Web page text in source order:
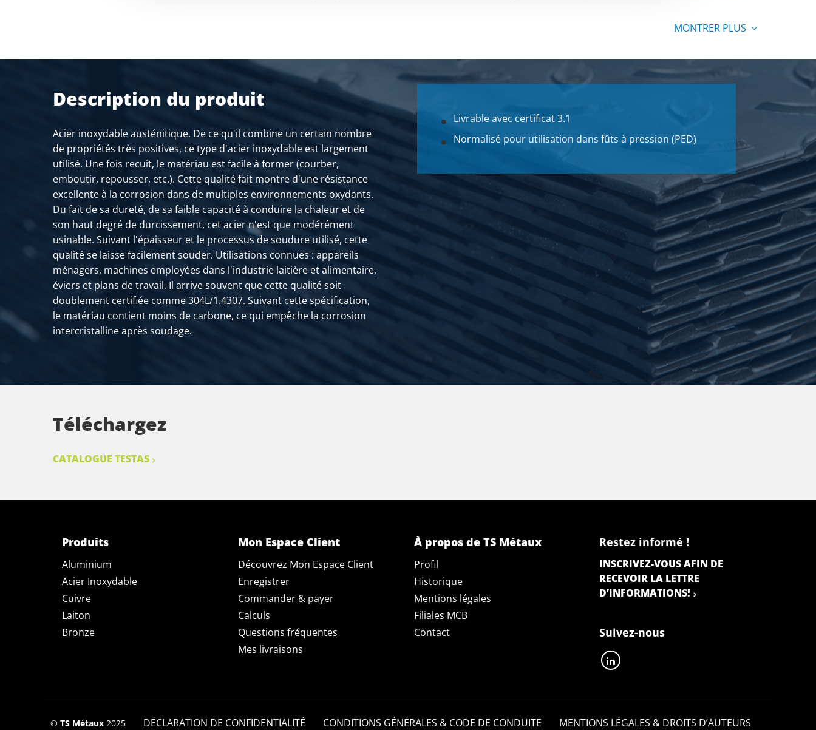
SÉLECTIONNER
Inox tube rond soudé 1.4307 (304L) 40x3 non-recuit 16,674
2420-0010-42432 Inox tube rond soudé 1.4307 (304L) 42,4x3,2 non-recuit
2420-0010-48332 Inox tube rond soudé 1.4307 (304L) 48,3x3,2 non-recuit 21,684 SÉLECTIONNER
2420-0010-542 Inox tube rond soudé 1.4307 (304L) 54x2 non-recuit SÉLECTIONNER
2420-0010-6033 Inox tube rond soudé 1.4307 (304L) 60,3x3 non-recuit SÉLECTIONNER
2420-0010-60336 Inox tube rond soudé 1.4307 (304L) 60,3x3,6 non-recuit 30,666 SÉLECTIONNER
2420-0010-63515 Inox tube rond soudé 1.4307 (304L) 63,5x1,5 non-recuit SÉLECTIONNER
2420-0010-702 Inox tube rond soudé 1.4307 (304L) 70x2 non-recuit SÉLECTIONNER
2420-0010-802 Inox tube rond soudé 1.4307 (304L) 80x2 non-recuit SÉLECTIONNER
SÉLECTIONNER
SÉLECTIONNER
MONTRER PLUS
Description du produit
Acier inoxydable austénitique. De ce qu'il combine un certain nombre
de propriétés très positives, ce type d'acier inoxydable est largement
utilisé. Une fois recuit, le matériau est facile à former (courber,
emboutir, repousser, etc.). Cette qualité fait montre d'une résistance
excellente à la corrosion dans de multiples environnements oxydants.
Du fait de sa dureté, de sa faible capacité à conduire la chaleur et de
son haut degré de durcissement, cet acier n'est que modérément
usinable. Suivant l'épaisseur et le processus de soudure utilisé, cette
qualité se laisse facilement souder. Utilisations connues : appareils
ménagers, machines employées dans l'industrie laitière et alimentaire,
éviers et plans de travail. Il arrive souvent que cette qualité soit
doublement certifiée comme 304L/1.4307. Suivant cette spécification,
le matériau contient moins de carbone, ce qui empêche la corrosion
intercristalline après soudage.
Livrable avec certificat 3.1
Normalisé pour utilisation dans fûts à pression (PED)
Téléchargez
CATALOGUE TESTAS
Produits
Aluminium
Acier Inoxydable
Cuivre
Laiton
Bronze
Mon Espace Client
Découvrez Mon Espace Client
Enregistrer
Commander & payer
Calculs
Questions fréquentes
Mes livraisons
À propos de TS Métaux
Profil
Historique
Mentions légales
Filiales MCB
Contact
Restez informé !
INSCRIVEZ-VOUS AFIN DE
RECEVOIR LA LETTRE
D’INFORMATIONS!
Suivez-nous
© TS Métaux2025 DÉCLARATION DE CONFIDENTIALITÉ CONDITIONS GÉNÉRALES & CODE DE CONDUITE MENTIONS LÉGALES & DROITS D’AUTEURS